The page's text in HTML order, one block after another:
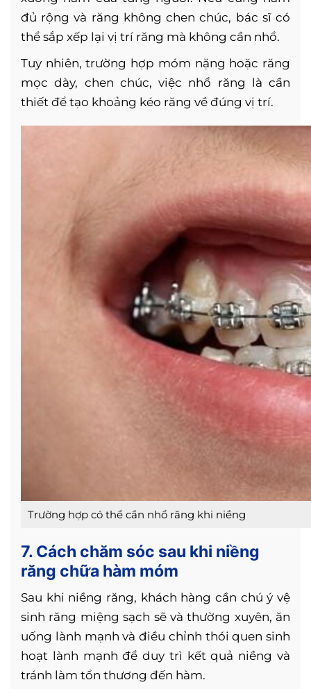
đủ rộng và răng không chen chúc, bác sĩ có
thể sắp xếp lại vị trí răng mà không cần nhổ.
Tuy nhiên, trường hợp móm nặng hoặc răng
mọc dày, chen chúc, việc nhổ răng là cần
thiết để tạo khoảng kéo răng về đúng vị trí.
Trường hợp có thể cần nhổ răng khi niềng
7. Cách chăm sóc sau khi niềng
răng chữa hàm móm
Sau khi niềng răng, khách hàng cần chú ý vệ
sinh răng miệng sạch sẽ và thường xuyên, ăn
uống lành mạnh và điều chỉnh thói quen sinh
hoạt lành mạnh để duy trì kết quả niềng và
tránh làm tổn thương đến hàm.